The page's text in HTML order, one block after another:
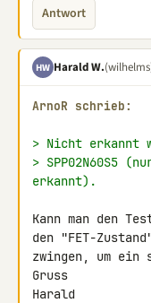
Antwort
HW Harald W.
ArnoR schrieb:
> Nicht erkannt
> SPP02N60S5
erkannt).
Kann man den
den "FET-
zwingen, um ein
Gruss
Harald